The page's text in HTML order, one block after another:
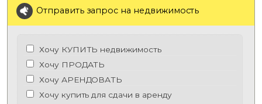
Отправить запрос на недвижимость
Хочу КУПИТЬ недвижимость
Хочу ПРОДАТЬ
Хочу АРЕНДОВАТЬ
Хочу купить для сдачи в аренду